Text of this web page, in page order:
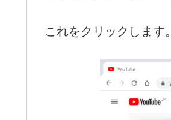
これをクリックします。